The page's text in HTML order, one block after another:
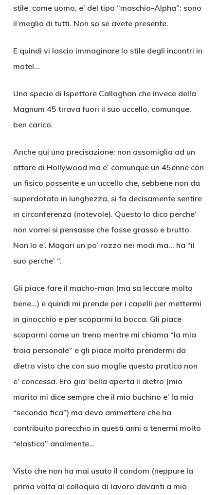
stile, come uomo, e’ del tipo “maschio-Alpha”: sono
il meglio di tutti. Non so se avete presente.
E quindi vi lascio immaginare lo stile degli incontri in
motel…
Una specie di Ispettore Callaghan che invece della
Magnum 45 tirava fuori il suo uccello, comunque,
ben carico.
Anche qui una precisazione: non assomiglia ad un
attore di Hollywood ma e’ comunque un 45enne con
un fisico possente e un uccello che, sebbene non da
superdotato in lunghezza, si fa decisamente sentire
in circonferenza (notevole). Questo lo dico perche’
non vorrei si pensasse che fosse grasso e brutto.
Non lo e’. Magari un po’ rozzo nei modi ma… ha “il
suo perche’ “.
Gli piace fare il macho-man (ma sa leccare molto
bene…) e quindi mi prende per i capelli per mettermi
in ginocchio e per scoparmi la bocca. Gli piace
scoparmi come un treno mentre mi chiama “la mia
troia personale” e gli piace molto prendermi da
dietro visto che con sua moglie questa pratica non
e’ concessa. Ero gia’ bella aperta li dietro (mio
marito mi dice sempre che il mio buchino e’ la mia
“seconda fica”) ma devo ammettere che ha
contribuito parecchio in questi anni a tenermi molto
“elastica” analmente…
Visto che non ha mai usato il condom (neppure la
prima volta al colloquio di lavoro davanti a mio